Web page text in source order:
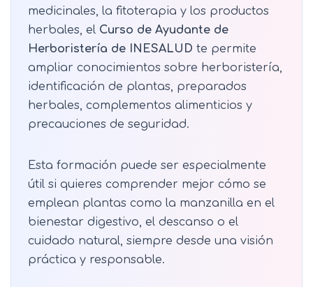
medicinales, la fitoterapia y los productos
herbales, el Curso de Ayudante de
Herboristería de INESALUD te permite
ampliar conocimientos sobre herboristería,
identificación de plantas, preparados
herbales, complementos alimenticios y
precauciones de seguridad.
Esta formación puede ser especialmente
útil si quieres comprender mejor cómo se
emplean plantas como la manzanilla en el
bienestar digestivo, el descanso o el
cuidado natural, siempre desde una visión
práctica y responsable.